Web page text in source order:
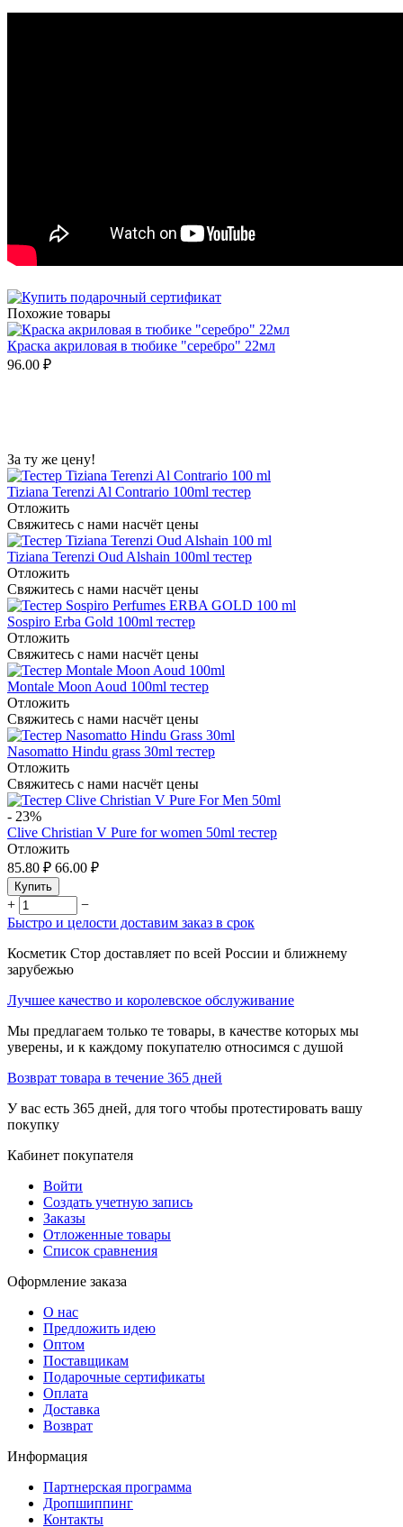
Похожие товары
Краска акриловая в тюбике "серебро" 22мл
96.00 ₽
За ту же цену!
Tiziana Terenzi Al Contrario 100ml тестер
Отложить
Свяжитесь с нами насчёт цены
Tiziana Terenzi Oud Alshain 100ml тестер
Отложить
Свяжитесь с нами насчёт цены
Sospiro Erba Gold 100ml тестер
Отложить
Свяжитесь с нами насчёт цены
Montale Moon Aoud 100ml тестер
Отложить
Свяжитесь с нами насчёт цены
Nasomatto Hindu grass 30ml тестер
Отложить
Свяжитесь с нами насчёт цены
- 23%
Clive Christian V Pure for women 50ml тестер
Отложить
85.80 ₽ 66.00 ₽
Купить
+
−
Быстро и целости доставим заказ в срок
Косметик Стор доставляет по всей России и ближнему
зарубежью
Лучшее качество и королевское обслуживание
Мы предлагаем только те товары, в качестве которых мы
уверены, и к каждому покупателю относимся с душой
Возврат товара в течение 365 дней
У вас есть 365 дней, для того чтобы протестировать вашу
покупку
Кабинет покупателя
Войти
Создать учетную запись
Заказы
Отложенные товары
Список сравнения
Оформление заказа
О нас
Предложить идею
Оптом
Поставщикам
Подарочные сертификаты
Оплата
Доставка
Возврат
Информация
Партнерская программа
Дропшиппинг
Контакты